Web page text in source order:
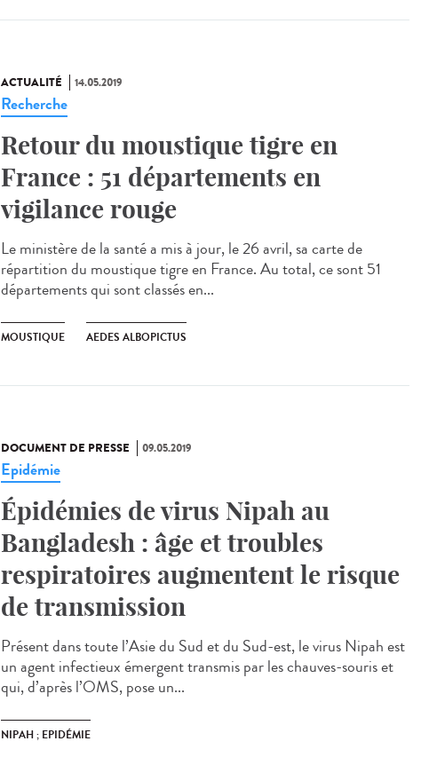
ACTUALITÉ 14.05.2019
Recherche
Retour du moustique tigre en
France : 51 départements en
vigilance rouge
Le ministère de la santé a mis à jour, le 26 avril, sa carte de
répartition du moustique tigre en France. Au total, ce sont 51
départements qui sont classés en...
MOUSTIQUE AEDES ALBOPICTUS
DOCUMENT DE PRESSE 09.05.2019
Epidémie
Épidémies de virus Nipah au
Bangladesh : âge et troubles
respiratoires augmentent le risque
de transmission
Présent dans toute l’Asie du Sud et du Sud-est, le virus Nipah est
un agent infectieux émergent transmis par les chauves-souris et
qui, d’après l’OMS, pose un...
NIPAH ; EPIDÉMIE